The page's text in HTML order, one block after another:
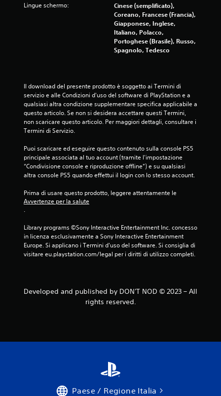
Lingue schermo:
Cinese (semplificato),
Coreano, Francese (Francia),
Giapponese, Inglese,
Italiano, Polacco,
Portoghese (Brasile), Russo,
Spagnolo, Tedesco
Il download del presente prodotto è soggetto ai Termini di
servizio e alle Condizioni d'uso del software di PlayStation e a
qualsiasi altra condizione supplementare specifica applicabile a
questo articolo. Se non si desidera accettare questi Termini,
non scaricare questo articolo. Per maggiori dettagli, consultare i
Termini di Servizio.
Puoi scaricare ed eseguire questo contenuto sulla console PS5
principale associata al tuo account (tramite l'impostazione
“Condivisione console e riproduzione offline”) e su qualsiasi
altra console PS5 quando effettui il login con lo stesso account.
Prima di usare questo prodotto, leggere attentamente le
Avvertenze per la salute
.
Library programs ©Sony Interactive Entertainment Inc. concesso
in licenza esclusivamente a Sony Interactive Entertainment
Europe. Si applicano i Termini d'uso del software. Si consiglia di
visitare eu.playstation.com/legal per i diritti di utilizzo completi.
Developed and published by DON'T NOD © 2023 – All
rights reserved.
Paese / Regione Italia